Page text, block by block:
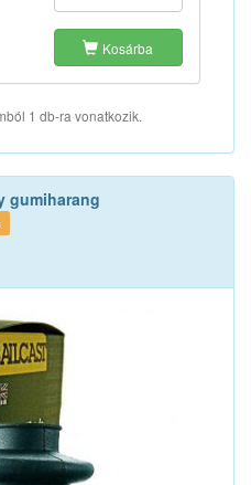
Kosárba
1 db-ra vonatkozik.
gumiharang